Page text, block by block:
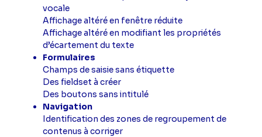
vocale
Affichage altéré en fenêtre réduite
Affichage altéré en modifiant les propriétés
d’écartement du texte
Formulaires
Champs de saisie sans étiquette
Des fieldset à créer
Des boutons sans intitulé
Navigation
Identification des zones de regroupement de
contenus à corriger